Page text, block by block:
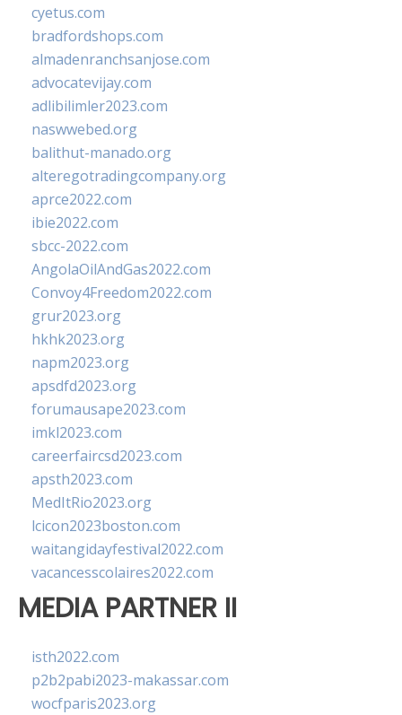
cyetus.com
bradfordshops.com
almadenranchsanjose.com
advocatevijay.com
adlibilimler2023.com
naswwebed.org
balithut-manado.org
alteregotradingcompany.org
aprce2022.com
ibie2022.com
sbcc-2022.com
AngolaOilAndGas2022.com
Convoy4Freedom2022.com
grur2023.org
hkhk2023.org
napm2023.org
apsdfd2023.org
forumausape2023.com
imkl2023.com
careerfaircsd2023.com
apsth2023.com
MedItRio2023.org
lcicon2023boston.com
waitangidayfestival2022.com
vacancesscolaires2022.com
MEDIA PARTNER II
isth2022.com
p2b2pabi2023-makassar.com
wocfparis2023.org